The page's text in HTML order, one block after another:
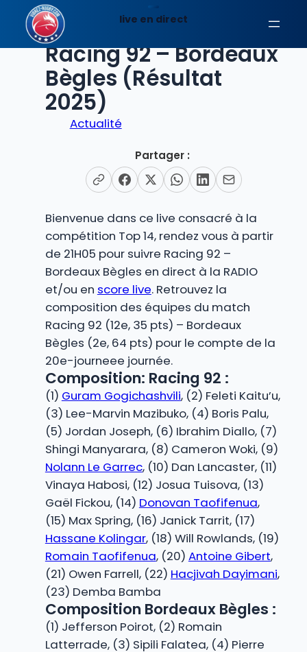
contenu
EN DIRECT
Racing 92 – Bordeaux
Bègles (Résultat
2025)
Actualité
Partager :
Bienvenue dans ce live consacré à la
compétition Top 14, rendez vous à partir
de 21H05 pour suivre Racing 92 –
Bordeaux Bègles en direct à la RADIO
et/ou en score live. Retrouvez la
composition des équipes du match
Racing 92 (12e, 35 pts) – Bordeaux
Bègles (2e, 64 pts) pour le compte de la
20e-journeee journée.
Composition: Racing 92 :
(1) Guram Gogichashvili, (2) Feleti Kaitu’u,
(3) Lee-Marvin Mazibuko, (4) Boris Palu,
(5) Jordan Joseph, (6) Ibrahim Diallo, (7)
Shingi Manyarara, (8) Cameron Woki, (9)
Nolann Le Garrec, (10) Dan Lancaster, (11)
Vinaya Habosi, (12) Josua Tuisova, (13)
Gaël Fickou, (14) Donovan Taofifenua,
(15) Max Spring, (16) Janick Tarrit, (17)
Hassane Kolingar, (18) Will Rowlands, (19)
Romain Taofifenua, (20) Antoine Gibert,
(21) Owen Farrell, (22) Hacjivah Dayimani,
(23) Demba Bamba
Composition Bordeaux Bègles :
(1) Jefferson Poirot, (2) Romain
Latterrade, (3) Sipili Falatea, (4) Pierre
live en direct